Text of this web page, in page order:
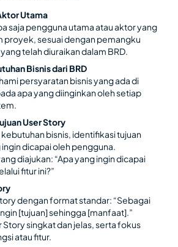
Utama
saja pengguna utama atau aktor yang
proyek, sesuai dengan pemangku
telah diuraikan dalam BRD.
Bisnis dari BRD
persyaratan bisnis yang ada di
apa yang diinginkan oleh setiap
User Story
bisnis, identifikasi tujuan
dicapai oleh pengguna.
diajukan: “Apa yang ingin dicapai
fitur ini?”
dengan format standar: “Sebagai
[tujuan] sehingga [manfaat].”
Story singkat dan jelas, serta fokus
atau fitur.